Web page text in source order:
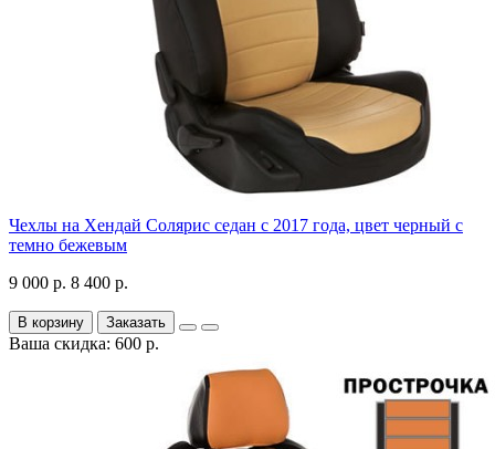
Чехлы на Хендай Солярис седан с 2017 года, цвет черный с
темно бежевым
9 000 р. 8 400 р.
В корзину Заказать
Ваша скидка: 600 р.